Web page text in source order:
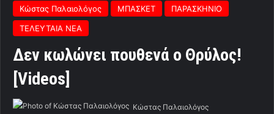
Κώστας Παλαιολόγος ΜΠΑΣΚΕΤ
ΠΑΡΑΣΚΗΝΙΟ
ΤΕΛΕΥΤΑΙΑ ΝΕΑ
Δεν κωλώνει πουθενά ο Θρύλος!
[Videos]
Κώστας Παλαιολόγος